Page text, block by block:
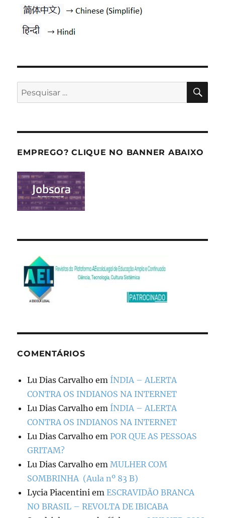
Pesquisar
por:
EMPREGO? CLIQUE NO BANNER ABAIXO
COMENTÁRIOS
Lu Dias Carvalho em ÍNDIA – ALERTA
CONTRA OS INDIANOS NA INTERNET
Lu Dias Carvalho em ÍNDIA – ALERTA
CONTRA OS INDIANOS NA INTERNET
Lu Dias Carvalho emPOR QUE AS PESSOAS
GRITAM?
Lu Dias Carvalho emMULHER COM
SOMBRINHA (Aula nº 83 B)
Lycia Piacentini emESCRAVIDÃO BRANCA
NO BRASIL – REVOLTA DE IBICABA